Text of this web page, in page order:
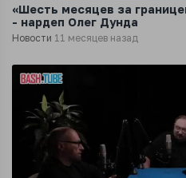
«Шесть месяцев за
- нардеп Олег Дунда
Новости 11 месяцев назад